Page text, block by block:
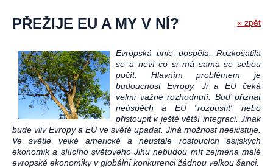
PŘEŽIJE EU A MY V NÍ? « zpět
Evropská unie dospěla. Rozkošatila
se a neví co si má sama se sebou
počít. Hlavním problémem je
budoucnost Evropy. Ji a EU čeká
velmi vážné rozhodnutí. Buď přiznat
neúspěch a EU "rozpustit" nebo
přistoupit k ještě větší integraci. Jinak
bude vliv Evropy a EU ve světě upadat. Jiná možnost neexistuje.
Ve světle velké americké a neustále rostoucích asijských
ekonomik a sílícího světového Jihu nebudou mít zejména malé
evropské ekonomiky v globální konkurenci žádnou velkou šanci.